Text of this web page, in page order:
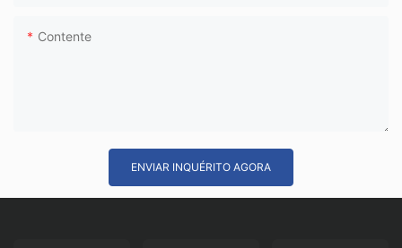
Contente
ENVIAR INQUÉRITO AGORA